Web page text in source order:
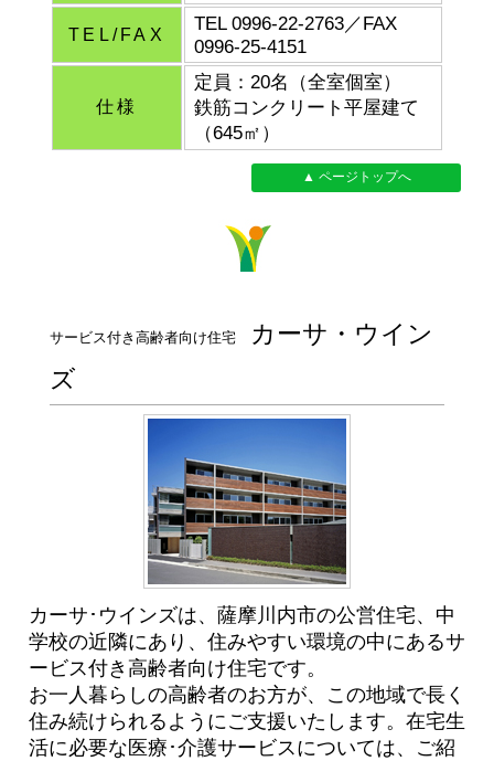
TEL/FAX
TEL 0996‐22‐2763／FAX
0996‐25‐4151
仕様
定員：20名（全室個室）
鉄筋コンクリート平屋建て
（645㎡）
▲ ページトップへ
サービス付き高齢者向け住宅
カーサ・ウイン
ズ
カーサ･ウインズは、薩摩川内市の公営住宅、中
学校の近隣にあり、住みやすい環境の中にあるサ
ービス付き高齢者向け住宅です。
お一人暮らしの高齢者のお方が、この地域で長く
住み続けられるようにご支援いたします。在宅生
活に必要な医療･介護サービスについては、ご紹